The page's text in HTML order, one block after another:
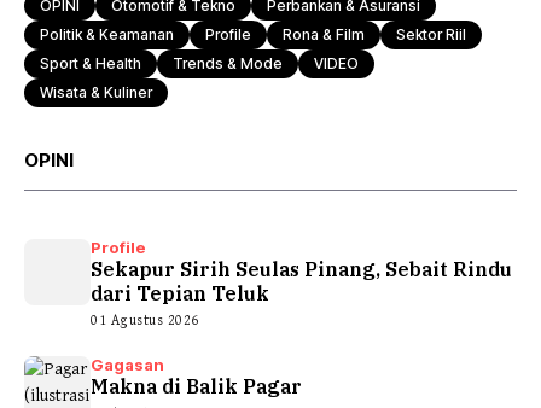
OPINI Otomotif & Tekno
Perbankan & Asuransi
Politik & Keamanan
Profile Rona & Film
Sektor Riil
Sport & Health
Trends & Mode
VIDEO
Wisata & Kuliner
OPINI
Profile
Sekapur Sirih Seulas Pinang, Sebait Rindu
dari Tepian Teluk
01 Agustus 2026
Gagasan
Makna di Balik Pagar